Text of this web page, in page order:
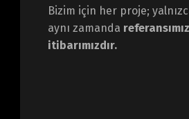
Bizim için her proje;
aynı zamanda
itibarımızdır.